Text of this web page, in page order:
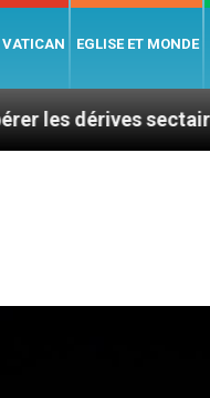
VATICAN EGLISE ET MONDE
du coaching